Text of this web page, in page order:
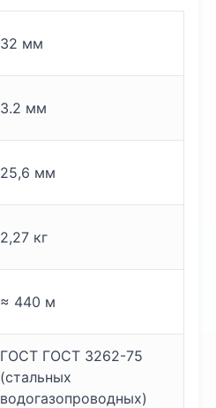
32 мм
3.2 мм
25,6 мм
2,27 кг
≈ 440 м
ГОСТ ГОСТ 3262-75
(стальных
водогазопроводных)